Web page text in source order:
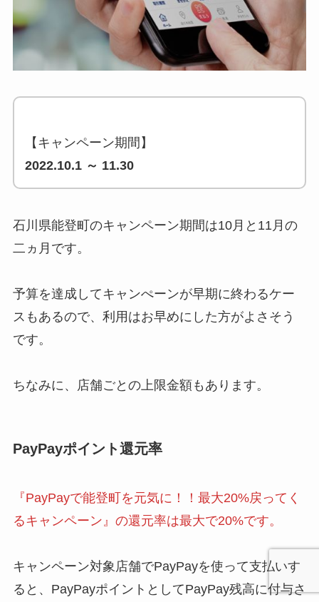
【キャンペーン期間】
2022.10.1 ～ 11.30
石川県能登町のキャンペーン期間は10月と11月の
二ヵ月です。
予算を達成してキャンぺーンが早期に終わるケー
スもあるので、利用はお早めにした方がよさそう
です。
ちなみに、店舗ごとの上限金額もあります。
PayPayポイント還元率
『PayPayで能登町を元気に！！最大20%戻ってく
るキャンペーン』の還元率は最大で20%です。
キャンペーン対象店舗でPayPayを使って支払いす
ると、PayPayポイントとしてPayPay残高に付与さ